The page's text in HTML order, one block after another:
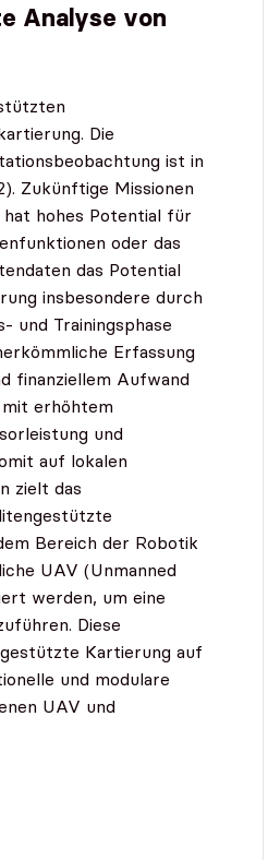
Analyse von
Die
ist in
Zukünftige Missionen
hohes Potential für
oder das
das Potential
insbesondere durch
und Trainingsphase
Erfassung
finanziellem Aufwand
erhöhtem
und
auf lokalen
zielt das
Bereich der Robotik
UAV (Unmanned
werden, um eine
Diese
Kartierung auf
und modulare
UAV und